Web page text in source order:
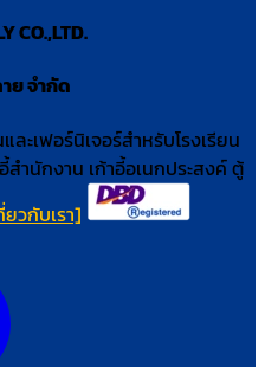
CO.,LTD.
ย จำกัด
ะเฟอร์นิเจอร์สำหรับโรงเรียน
สำนักงาน เก้าอี้อเนกประสงค์ ตู้
ยวกับเรา]